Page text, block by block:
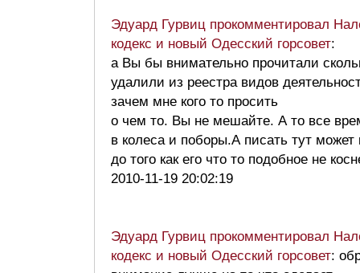
Эдуард Гурвиц прокомментировал
кодекс и новый Одесский горсовет:
а Вы бы внимательно прочитали
удалили из реестра видов
зачем мне кого то просить
о чем то. Вы не мешайте. А то все
в колеса и поборы.А писать тут
до того как его что то подобное не
2010-11-19 20:02:19
Эдуард Гурвиц прокомментировал
кодекс и новый Одесский горсовет: